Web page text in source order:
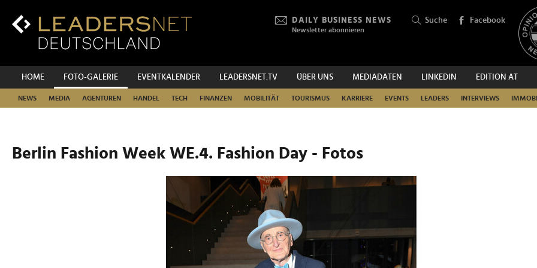
Inhalt
Hauptnavigation
DAILY BUSINESS NEWS
Newsletter abonnieren
Suche Facebook
HOME FOTO-GALERIE EVENTKALENDER LEADERSNET.TV ÜBER UNS MEDIADATEN LINKEDIN EDITION AT
NEWS MEDIA AGENTUREN HANDEL TECH FINANZEN MOBILITÄT TOURISMUS KARRIERE EVENTS LEADERS INTERVIEWS
SUCHEN
Berlin Fashion Week WE.4. Fashion Day - Fotos